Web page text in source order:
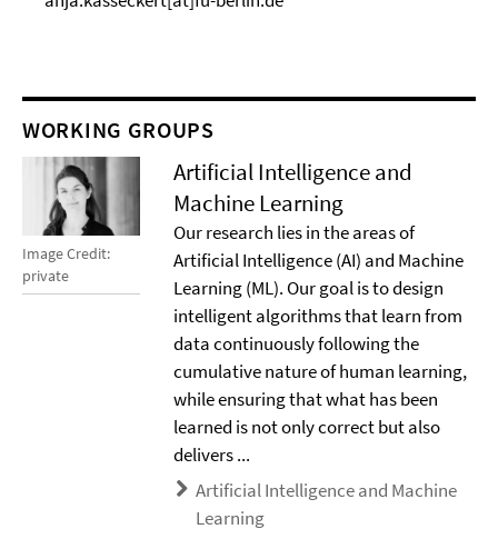
WORKING GROUPS
Image Credit:
private
Artificial Intelligence and
Machine Learning
Our research lies in the areas of
Artificial Intelligence (AI) and Machine
Learning (ML). Our goal is to design
intelligent algorithms that learn from
data continuously following the
cumulative nature of human learning,
while ensuring that what has been
learned is not only correct but also
delivers ...
Artificial Intelligence and Machine
Learning